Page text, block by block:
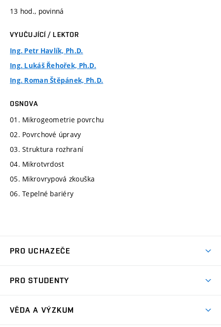
13 hod., povinná
VYUČUJÍCÍ / LEKTOR
Ing. Petr Havlík, Ph.D.
Ing. Lukáš Řehořek, Ph.D.
Ing. Roman Štěpánek, Ph.D.
OSNOVA
01. Mikrogeometrie povrchu
02. Povrchové úpravy
03. Struktura rozhraní
04. Mikrotvrdost
05. Mikrovrypová zkouška
06. Tepelné bariéry
PRO UCHAZEČE
Ambasadoři studia
PRO STUDENTY
VĚDA A VÝZKUM